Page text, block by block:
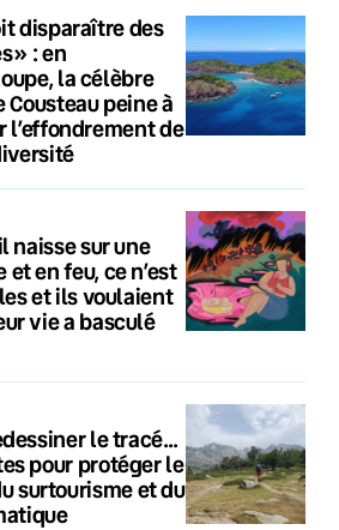
disparaître des
: en
la célèbre
Cousteau peine à
l’effondrement de
naisse sur une
en feu, ce n’est
et ils voulaient
vie a basculé
le tracé…
pour protéger le
surtourisme et du